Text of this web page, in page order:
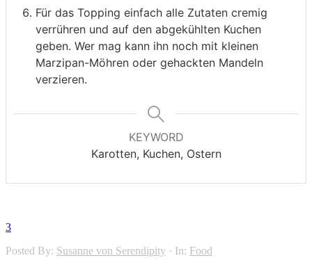
Für das Topping einfach alle Zutaten cremig
verrühren und auf den abgekühlten Kuchen
geben. Wer mag kann ihn noch mit kleinen
Marzipan-Möhren oder gehackten Mandeln
verzieren.
KEYWORD
Karotten, Kuchen, Ostern
3
Posted By: Susanne von Serendipity · In: Food